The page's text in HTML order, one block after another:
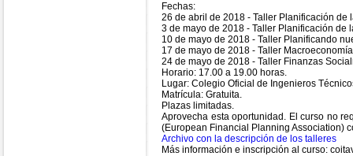
Fechas:
26 de abril de 2018 - Taller Planificación de
3 de mayo de 2018 - Taller Planificación de
10 de mayo de 2018 - Taller Planificando
17 de mayo de 2018 - Taller
24 de mayo de 2018 - Taller Finanzas
Horario: 17.00 a 19.00 horas.
Lugar: Colegio Oficial de Ingenieros
Matrícula: Gratuita.
Plazas limitadas.
Aprovecha esta oportunidad. El curso no
(European Financial Planning Association)
Archivo con la descripción de los talleres
Más información e inscripción al curso: